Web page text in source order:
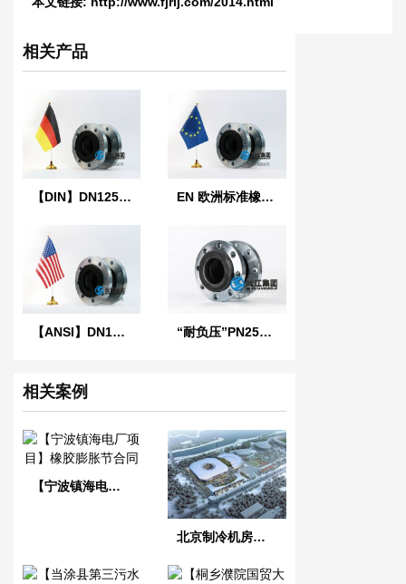
相关产品
【DIN】DN125单球德标橡胶膨胀节 EN 欧洲标准橡胶膨胀节
【ANSI】DN100美标橡胶膨胀节 “耐负压”PN25橡胶接头
相关案例
【宁波镇海电厂项目】橡胶膨胀节合同
北京制冷机房项目DN100泵房橡胶膨胀节